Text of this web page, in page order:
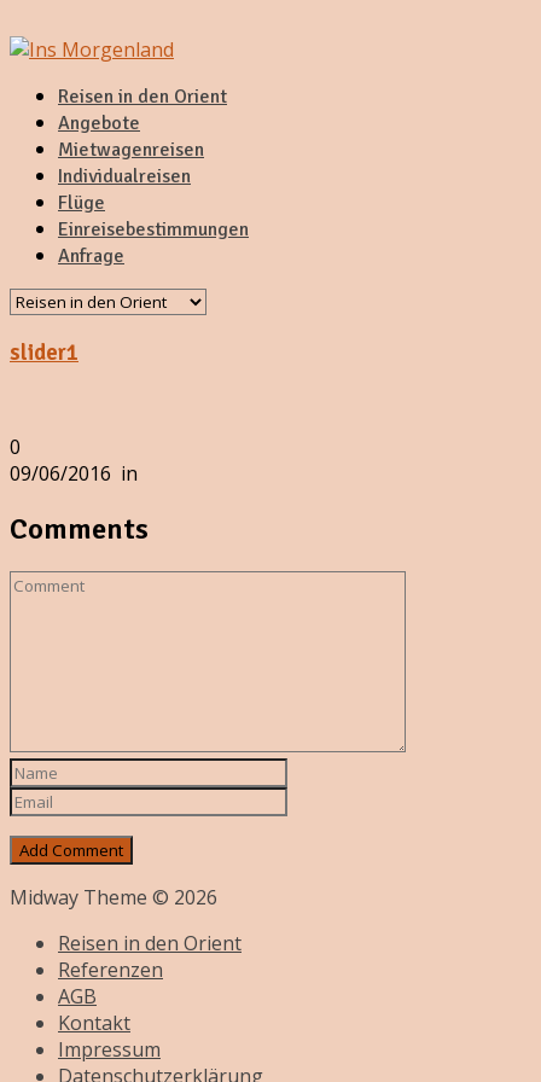
Reisen in den Orient
Angebote
Mietwagenreisen
Individualreisen
Flüge
Einreisebestimmungen
Anfrage
slider1
0
09/06/2016 in
Comments
Midway Theme © 2026
Reisen in den Orient
Referenzen
AGB
Kontakt
Impressum
Datenschutzerklärung